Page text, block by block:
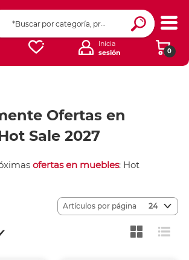
0
Inicia
sesión
Ofertas en
Sale 2027
ofertas en muebles: Hot
Artículos por página 24